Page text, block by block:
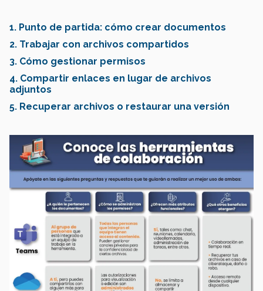
1. Punto de partida: cómo crear documentos
2. Trabajar con archivos compartidos
3. Cómo gestionar permisos
4. Compartir enlaces en lugar de archivos
adjuntos
5. Recuperar archivos o restaurar una versión